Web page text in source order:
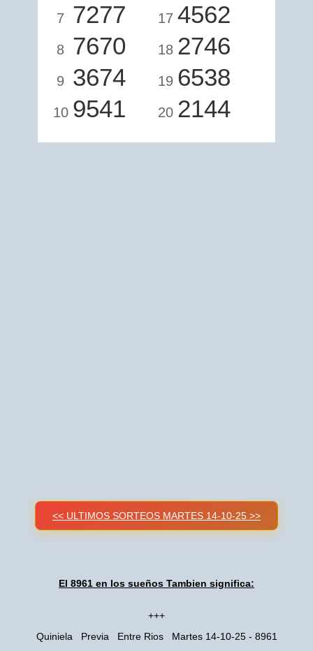
7 7277
8 7670
9 3674
10 9541
17 4562
18 2746
19 6538
20 2144
<< ULTIMOS SORTEOS MARTES 14-10-25 >>
El 8961 en los sueños Tambien significa:
+++
Quiniela Previa Entre Rios Martes 14-10-25 - 8961